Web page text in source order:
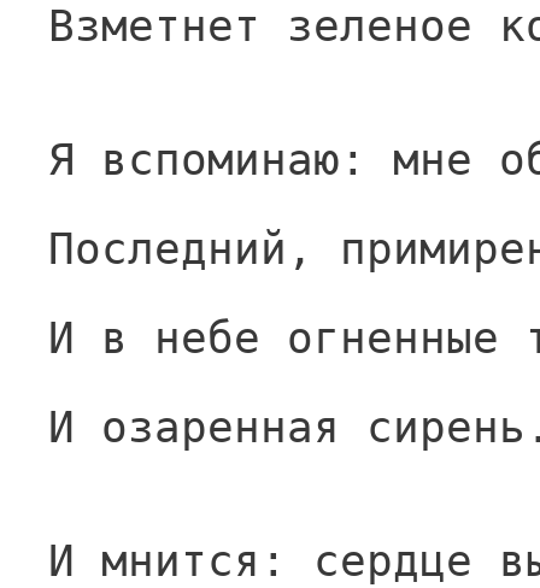
Взметнет зеленое
Я вспоминаю: мне
Последний,
И в небе огненные
И озаренная
И мнится: сердце